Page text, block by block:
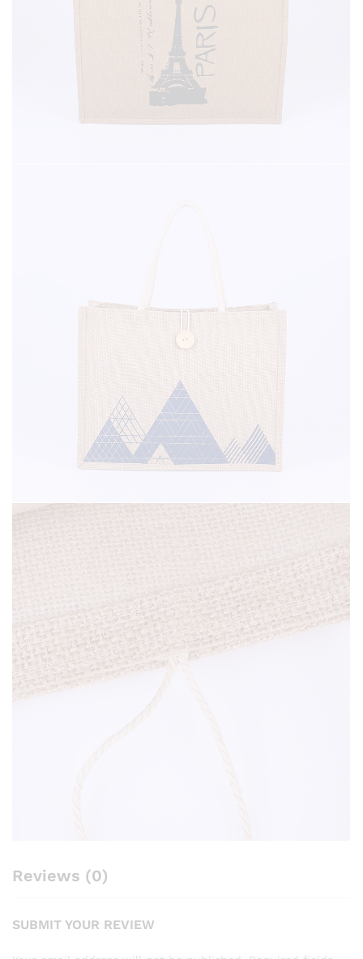
Reviews (0)
SUBMIT YOUR REVIEW